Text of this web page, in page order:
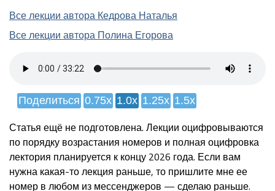
Все лекции автора Кедрова Наталья
Все лекции автора Полина Егорова
Поделиться 0.75x 1.0x 1.25x 1.5x
Статья ещё не подготовлена. Лекции оцифровываются
по порядку возрастания номеров и полная оцифровка
лектория планируется к концу 2026 года. Если вам
нужна какая-то лекция раньше, то пришлите мне ее
номер в любом из мессенджеров — сделаю раньше.